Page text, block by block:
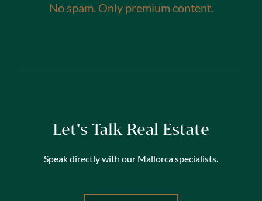
No spam. Only premium content.
Let's Talk Real Estate
Speak directly with our Mallorca specialists.